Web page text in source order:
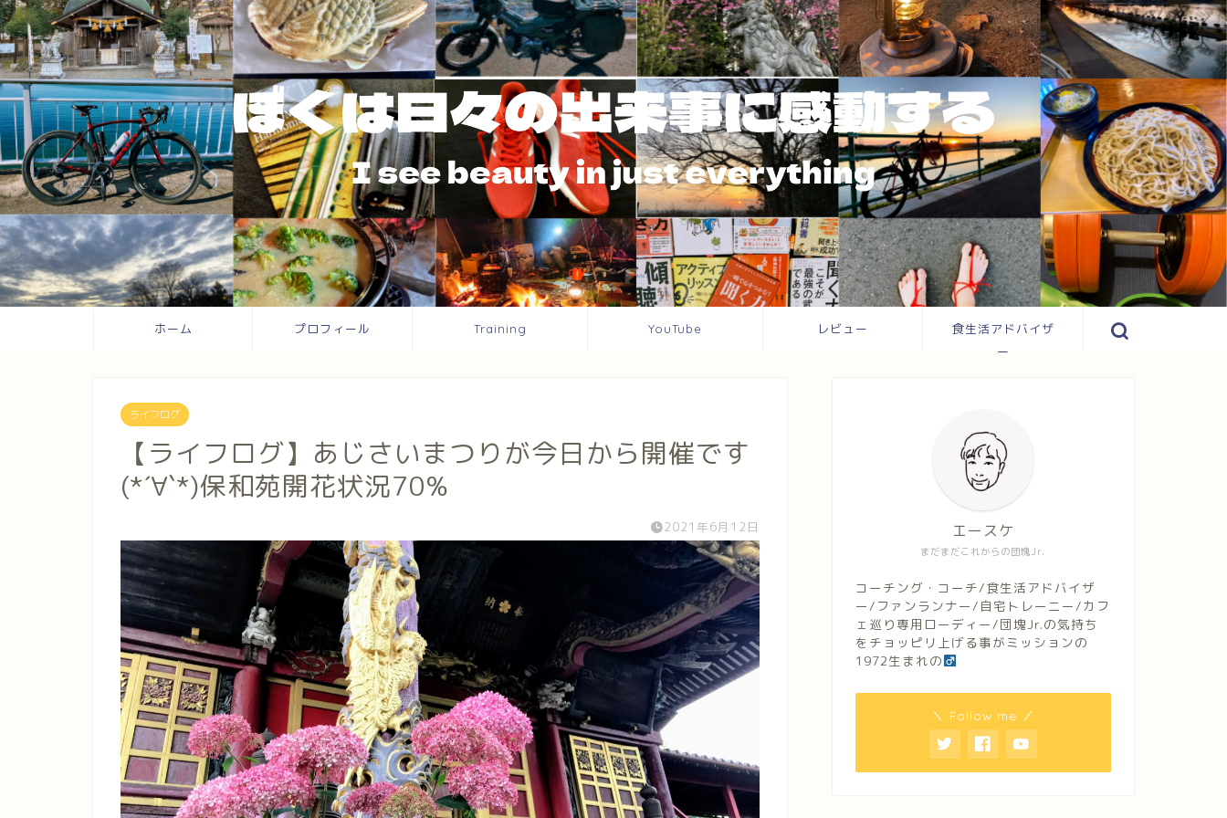
ホーム プロフィール Training YouTube レビュー
食生活アドバイザ
ー
ライフログ
【ライフログ】あじさいまつりが今日から開催です
(*´∀`*)保和苑開花状況70%
2021年6月12日
まだまだこれからの団塊Jr.
エースケ
コーチング・コーチ/食生活アドバイザ
ー/ファンランナー/自宅トレーニー/カフ
ェ巡り専用ローディー/団塊Jr.の気持ち
をチョッピリ上げる事がミッションの
1972生まれの
＼ Follow me ／